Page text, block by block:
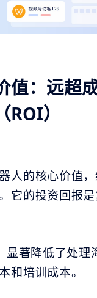
值：远超
）
人的核心价值
它的投资回报是
显著降低了处理
和培训成本。